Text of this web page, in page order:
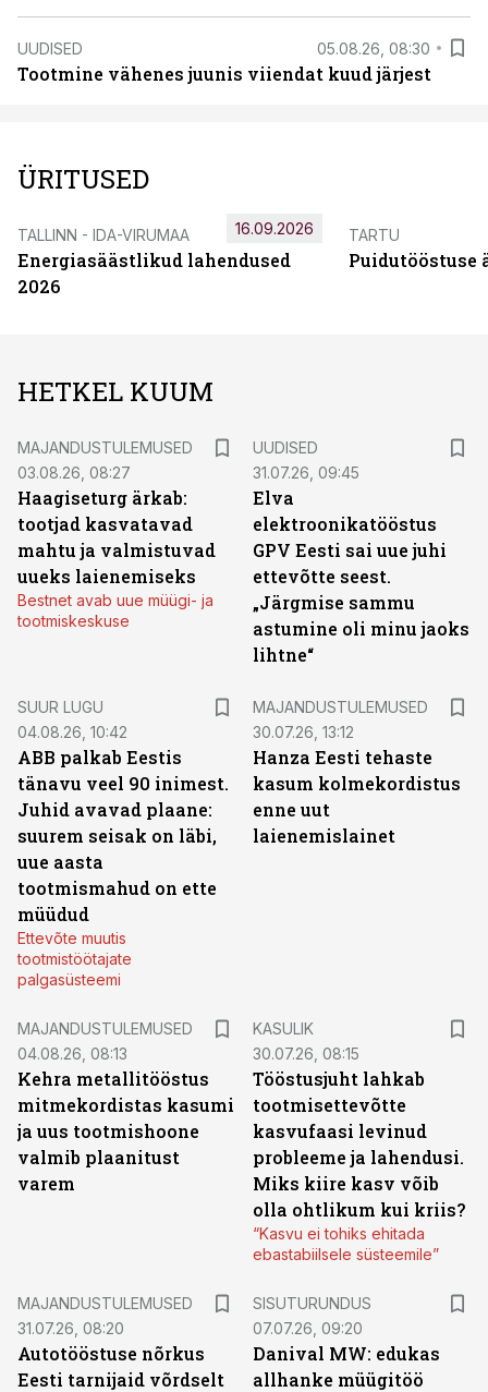
UUDISED 05.08.26, 08:30
Tootmine vähenes juunis viiendat kuud järjest
ÜRITUSED
TALLINN - IDA-VIRUMAA
Energiasäästlikud lahendused
2026
16.09.2026 TARTU
Puidutööstuse
HETKEL KUUM
MAJANDUSTULEMUSED
03.08.26, 08:27
Haagiseturg ärkab:
tootjad kasvatavad
mahtu ja valmistuvad
uueks laienemiseks
Bestnet avab uue müügi- ja
tootmiskeskuse
UUDISED
31.07.26, 09:45
Elva
elektroonikatööstus
GPV Eesti sai uue juhi
ettevõtte seest.
„Järgmise sammu
astumine oli minu jaoks
lihtne“
SUUR LUGU
04.08.26, 10:42
ABB palkab Eestis
tänavu veel 90 inimest.
Juhid avavad plaane:
suurem seisak on läbi,
uue aasta
tootmismahud on ette
müüdud
Ettevõte muutis
tootmistöötajate
palgasüsteemi
MAJANDUSTULEMUSED
30.07.26, 13:12
Hanza Eesti tehaste
kasum kolmekordistus
enne uut
laienemislainet
MAJANDUSTULEMUSED
04.08.26, 08:13
Kehra metallitööstus
mitmekordistas kasumi
ja uus tootmishoone
valmib plaanitust
varem
KASULIK
30.07.26, 08:15
Tööstusjuht lahkab
tootmisettevõtte
kasvufaasi levinud
probleeme ja lahendusi.
Miks kiire kasv võib
olla ohtlikum kui kriis?
“Kasvu ei tohiks ehitada
ebastabiilsele süsteemile”
MAJANDUSTULEMUSED
31.07.26, 08:20
Autotööstuse nõrkus
Eesti tarnijaid võrdselt
SISUTURUNDUS
07.07.26, 09:20
Danival MW: edukas
allhanke müügitöö